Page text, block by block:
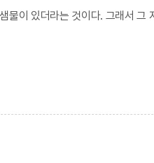
이 있더라는 것이다. 그래서 그